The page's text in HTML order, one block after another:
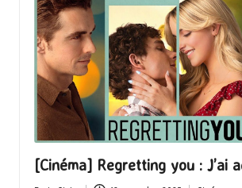
[Cinéma] Regretting you : J’ai